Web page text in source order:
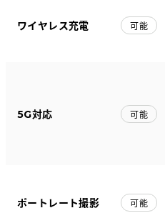
ワイヤレス充電 可能
5G対応 可能
ポートレート撮影 可能